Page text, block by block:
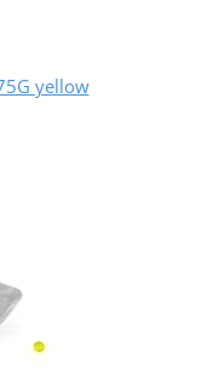
yellow